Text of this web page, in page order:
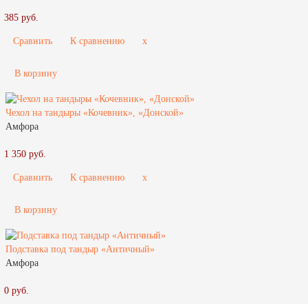
385 руб.
Сравнить К сравнению x
В корзину
Чехол на тандыры «Кочевник», «Донской»
Амфора
1 350 руб.
Сравнить К сравнению x
В корзину
Подставка под тандыр «Античный»
Амфора
0 руб.